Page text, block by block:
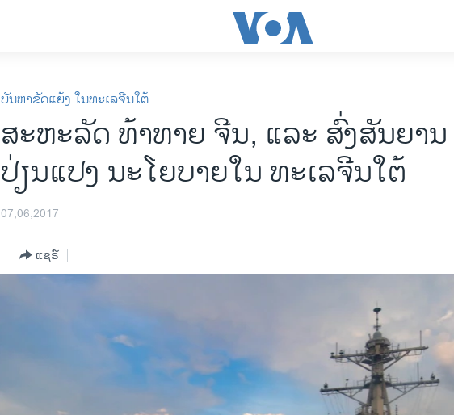
ບັນຫາຂັດແຍ້ງ ໃນທະເລຈີນໃຕ້
ສະຫະລັດ ທ້າທາຍ ຈີນ, ແລະ ສົ່ງສັນຍາ
ປ່ຽນແປງ ນະໂຍບາຍໃນ ທະເລຈີນໃຕ້
07,06,2017
ແຊຣ໌